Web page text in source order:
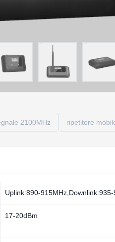
2100MHz ripetitore
Uplink:890-
17-20dBm